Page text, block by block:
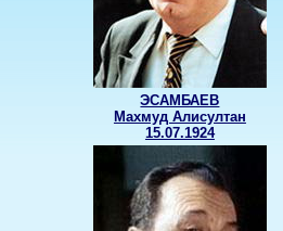
ЭСАМБАЕВ
Махмуд Алисултан
15.07.1924